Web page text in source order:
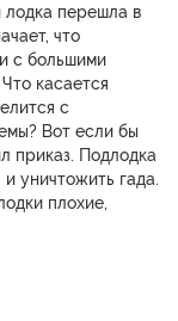
лодка перешла в
что
с большими
касается
с
Вот если бы
приказ. Подлодка
уничтожить гада.
плохие,